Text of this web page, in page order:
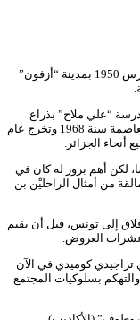
محمد فلاق ممثل جزائري فكاهي وروائي وُلد في 31 مارس 1950 بمدينة “أزفون”
“علي ملاح” بذراع
الميزان، دخل مدرسة الفنون المسرحية في الجزائر العاصمة سنة 1968 وتخرج عام
لكن أهم بروز له كان في
من أمثال الراحلَيْن بن
العنف الدموي في شتاء 1992، لجأ فلاق إلى تونس، قبل أن يقيم
عشرات العروض.
كوميدي في الآن
بسلوكيات المجتمع